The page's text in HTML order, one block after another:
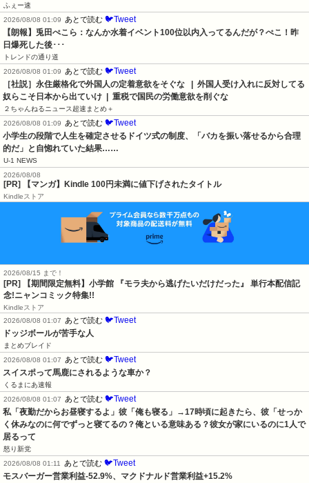
ふぇー速
2026/08/08 01:09
あとで読む 🐦Tweet
【朗報】兎田ぺこら：なんか水着イベント100位以内入ってるんだが？ぺこ！昨
日爆死した後･･･
トレンドの通り道
2026/08/08 01:09
あとで読む 🐦Tweet
［社説］永住厳格化で外国人の定着意欲をそぐな   |  外国人受け入れに反対してる
奴らこそ日本から出ていけ  |  重税で国民の労働意欲を削ぐな
２ちゃんねるニュース超速まとめ＋
2026/08/08 01:09
あとで読む 🐦Tweet
小学生の段階で人生を確定させるドイツ式の制度、「バカを振い落せるから合理
的だ」と自惚れていた結果……
U-1 NEWS
2026/08/08
[PR] 【マンガ】Kindle 100円未満に値下げされたタイトル
Kindleストア
2026/08/15 まで！
[PR] 【期間限定無料】小学館 『モラ夫から逃げたいだけだった』 単行本配信記
念!ニャンコミック特集!!
Kindleストア
2026/08/08 01:07
あとで読む 🐦Tweet
ドッジボールが苦手な人
まとめブレイド
2026/08/08 01:07
あとで読む 🐦Tweet
スイスポって馬鹿にされるような車か？
くるまにあ速報
2026/08/08 01:07
あとで読む 🐦Tweet
私「夜勤だからお昼寝するよ」彼「俺も寝る」→17時頃に起きたら、彼「せっか
く休みなのに何でずっと寝てるの？俺といる意味ある？彼女が家にいるのに1人で
居るって
怒り新党
2026/08/08 01:11
あとで読む 🐦Tweet
モスバーガー営業利益-52.9%、マクドナルド営業利益+15.2%